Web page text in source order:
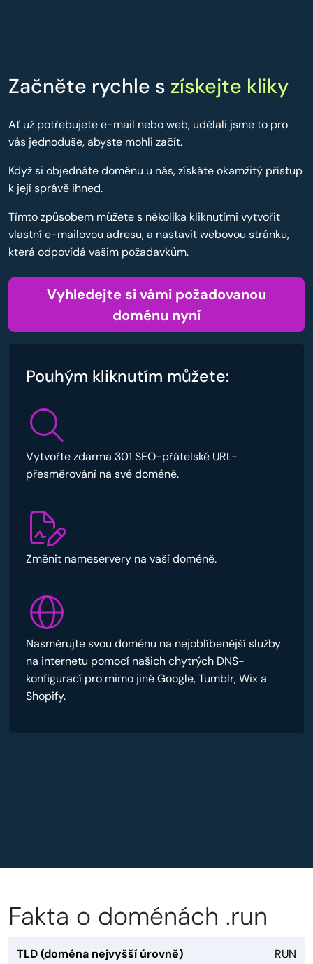
Začněte rychle s získejte kliky
Ať už potřebujete e-mail nebo web, udělali jsme to pro
vás jednoduše, abyste mohli začít.
Když si objednáte doménu u nás, získáte okamžitý přístup
k její správě ihned.
Tímto způsobem můžete s několika kliknutími vytvořit
vlastní e-mailovou adresu, a nastavit webovou stránku,
která odpovídá vašim požadavkům.
Vyhledejte si vámi požadovanou
doménu nyní
Pouhým kliknutím můžete:
Vytvořte zdarma 301 SEO-přátelské URL-
přesměrování na své doméně.
Změnit nameservery na vaší doméně.
Nasměrujte svou doménu na nejoblíbenější služby
na internetu pomocí našich chytrých DNS-
konfigurací pro mimo jiné Google, Tumblr, Wix a
Shopify.
Fakta o doménách .run
TLD (doména nejvyšší úrovně) RUN